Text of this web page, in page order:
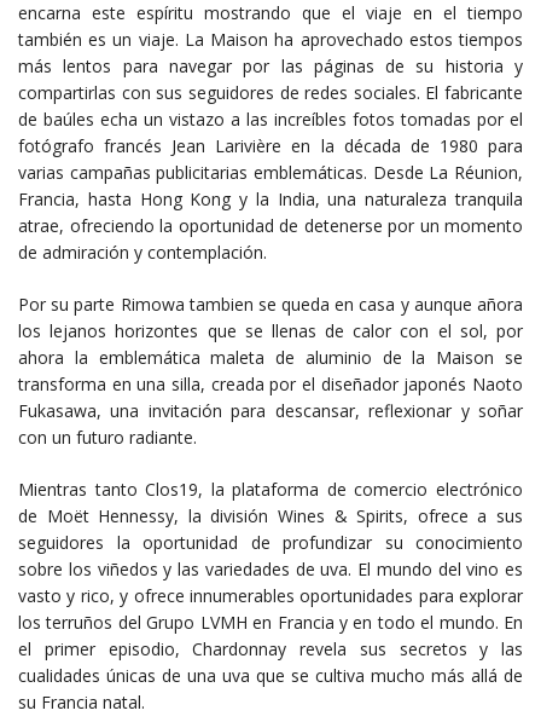
encarna este espíritu mostrando que el viaje en el tiempo
también es un viaje. La Maison ha aprovechado estos tiempos
más lentos para navegar por las páginas de su historia y
compartirlas con sus seguidores de redes sociales. El fabricante
de baúles echa un vistazo a las increíbles fotos tomadas por el
fotógrafo francés Jean Larivière en la década de 1980 para
varias campañas publicitarias emblemáticas. Desde La Réunion,
Francia, hasta Hong Kong y la India, una naturaleza tranquila
atrae, ofreciendo la oportunidad de detenerse por un momento
de admiración y contemplación.
Por su parte Rimowa tambien se queda en casa y aunque añora
los lejanos horizontes que se llenas de calor con el sol, por
ahora la emblemática maleta de aluminio de la Maison se
transforma en una silla, creada por el diseñador japonés Naoto
Fukasawa, una invitación para descansar, reflexionar y soñar
con un futuro radiante.
Mientras tanto Clos19, la plataforma de comercio electrónico
de Moët Hennessy, la división Wines & Spirits, ofrece a sus
seguidores la oportunidad de profundizar su conocimiento
sobre los viñedos y las variedades de uva. El mundo del vino es
vasto y rico, y ofrece innumerables oportunidades para explorar
los terruños del Grupo LVMH en Francia y en todo el mundo. En
el primer episodio, Chardonnay revela sus secretos y las
cualidades únicas de una uva que se cultiva mucho más allá de
su Francia natal.